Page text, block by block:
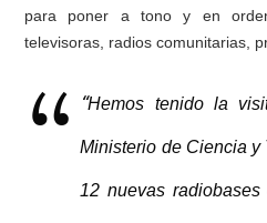
para poner a tono y en
televisoras, radios comunitarias,
“Hemos tenido la
Ministerio de Ciencia y
12 nuevas